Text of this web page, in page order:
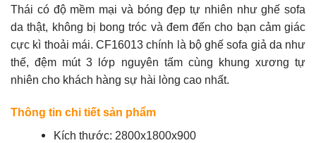
Thái có độ mềm mại và bóng đẹp tự nhiên như ghế sofa
da thật, không bị bong tróc và đem đến cho bạn cảm giác
cực kì thoải mái. CF16013 chính là bộ ghế sofa giả da như
thế, đệm mút 3 lớp nguyên tấm cùng khung xương tự
nhiên cho khách hàng sự hài lòng cao nhất.
Thông tin chi tiết sản phẩm
Kích thước: 2800x1800x900